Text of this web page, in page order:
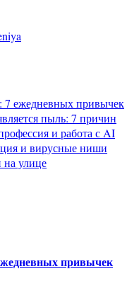
7 ежедневных привычек
пыль: 7 причин
и работа с AI
и вирусные ниши
улице
привычек